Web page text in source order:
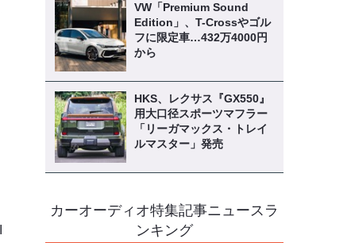
VW「Premium Sound
Edition」、T-Crossやゴル
フに限定車…432万4000円
から
HKS、レクサス『GX550』
用大口径スポーツマフラー
「リーガマックス・トレイ
ルマスター」発売
カーオーディオ特集記事ニュースラ
ンキング